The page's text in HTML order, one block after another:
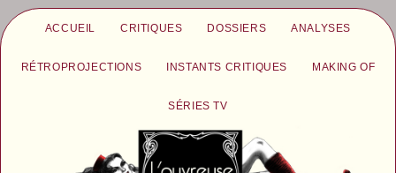
ACCUEIL CRITIQUES DOSSIERS ANALYSES
RÉTROPROJECTIONS INSTANTS CRITIQUES MAKING OF
SÉRIES TV